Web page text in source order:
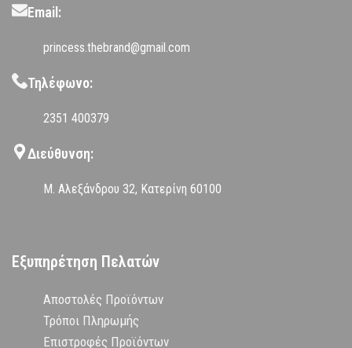
Email:
princess.thebrand@gmail.com
Τηλέφωνο:
2351 400379
Διεύθυνση:
Μ. Αλεξάνδρου 32, Κατερίνη 60100
Εξυπηρέτηση Πελατών
Αποστολές Προϊόντων
Τρόποι Πληρωμής
Επιστροφές Προϊόντων